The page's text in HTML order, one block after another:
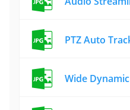
PTZ Auto
Wide